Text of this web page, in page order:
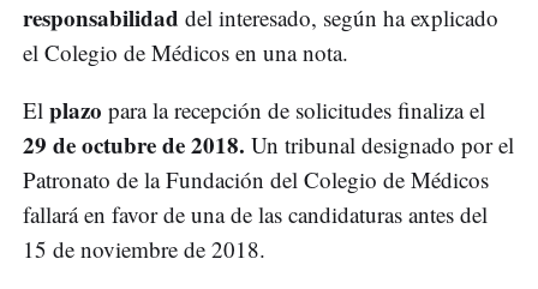
responsabilidad del interesado, según ha explicado
el Colegio de Médicos en una nota.
El plazo para la recepción de solicitudes finaliza el
29 de octubre de 2018. Un tribunal designado por el
Patronato de la Fundación del Colegio de Médicos
fallará en favor de una de las candidaturas antes del
15 de noviembre de 2018.